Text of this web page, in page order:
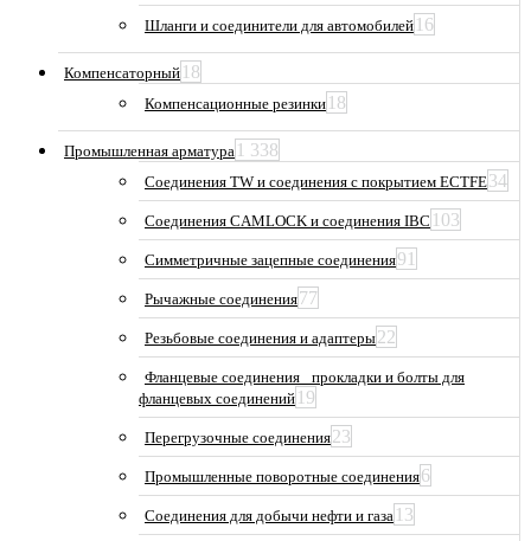
Шланги и соединители для автомобилей 16
Компенсаторный 18
Компенсационные резинки 18
Промышленная арматура 1 338
Соединения TW и соединения с покрытием ECTFE34
Соединения CAMLOCK и соединения IBC 103
Симметричные зацепные соединения91
Рычажные соединения77
Резьбовые соединения и адаптеры22
Фланцевые соединения_ прокладки и болты для
фланцевых соединений 19
Перегрузочные соединения23
Промышленные поворотные соединения6
Соединения для добычи нефти и газа 13